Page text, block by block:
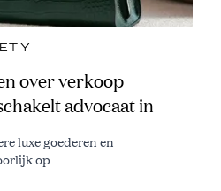
over verkoop
advocaat in
luxe goederen en
op